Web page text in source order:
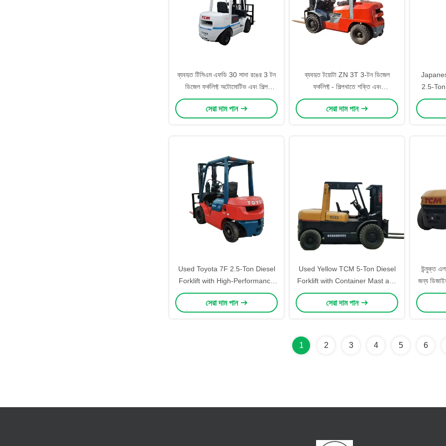
ব্যবহৃত টিসিএম এফডি 30 সাদা রঙের 3 টন
ডিজেল ফর্কলিফ্ট অটোমোটিভ এবং শিল্প
সুবিধাগুলিতে কেন্দ্রীয় সিলিন্ডার সহ 4.5 মিটার
উত্তোলন
সেরা দাম পান
ব্যবহৃত টয়োটা ZN 3T 3-টন ডিজেল
ফর্কলিফ্ট - শিল্পখাতে শক্তি এবং
নির্ভরযোগ্যতার জন্য পরীক্ষিত কর্মক্ষম যান
সেরা দাম পান
2.5-
Stage
for
Used Toyota 7F 2.5-Ton Diesel
Forklift with High-Performance
Engine and Sturdy Metal Build
for Smooth Factory and Port
সেরা দাম পান
Used Yellow TCM 5-Ton Diesel
Forklift with Container Mast and
Advanced Hydraulic System for
Efficient Stacking
সেরা দাম পান
উন্মুক্ত
জন্য
1 2 3 4 5 6